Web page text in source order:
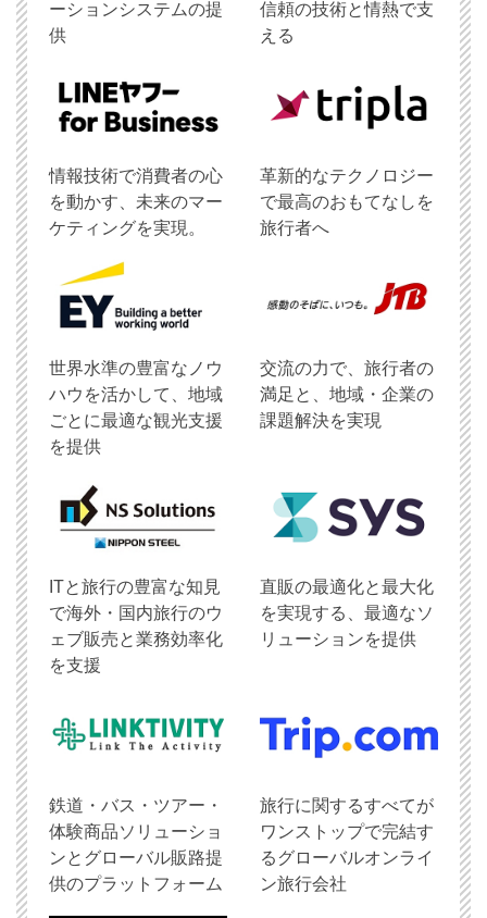
ーションシステムの提
供
信頼の技術と情熱で支
える
情報技術で消費者の心
を動かす、未来のマー
ケティングを実現。
革新的なテクノロジー
で最高のおもてなしを
旅行者へ
世界水準の豊富なノウ
ハウを活かして、地域
ごとに最適な観光支援
を提供
交流の力で、旅行者の
満足と、地域・企業の
課題解決を実現
ITと旅行の豊富な知見
で海外・国内旅行のウ
ェブ販売と業務効率化
を支援
直販の最適化と最大化
を実現する、最適なソ
リューションを提供
鉄道・バス・ツアー・
体験商品ソリューショ
ンとグローバル販路提
供のプラットフォーム
旅行に関するすべてが
ワンストップで完結す
るグローバルオンライ
ン旅行会社